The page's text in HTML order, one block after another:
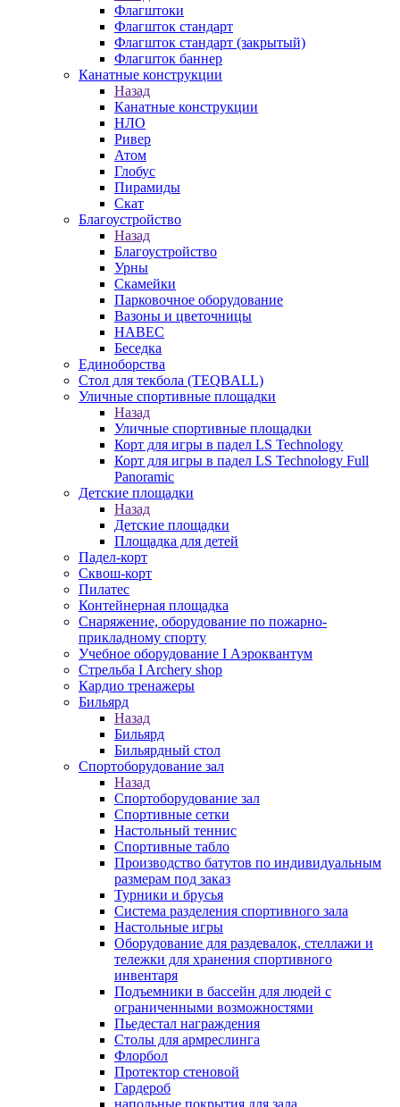
Флагштоки
Флагшток стандарт
Флагшток стандарт (закрытый)
Флагшток баннер
Канатные конструкции
Назад
Канатные конструкции
НЛО
Ривер
Атом
Глобус
Пирамиды
Скат
Благоустройство
Назад
Благоустройство
Урны
Скамейки
Парковочное оборудование
Вазоны и цветочницы
НАВЕС
Беседка
Единоборства
Стол для текбола (TEQBALL)
Уличные спортивные площадки
Назад
Уличные спортивные площадки
Корт для игры в падел LS Technology
Корт для игры в падел LS Technology Full
Panoramic
Детские площадки
Назад
Детские площадки
Площадка для детей
Падел-корт
Сквош-корт
Пилатес
Контейнерная площадка
Снаряжение, оборудование по пожарно-
прикладному спорту
Учебное оборудование I Аэроквантум
Стрельба I Archery shop
Кардио тренажеры
Бильярд
Назад
Бильярд
Бильярдный стол
Спортоборудование зал
Назад
Спортоборудование зал
Спортивные сетки
Настольный теннис
Спортивные табло
Производство батутов по индивидуальным
размерам под заказ
Турники и брусья
Система разделения спортивного зала
Настольные игры
Оборудование для раздевалок, стеллажи и
тележки для хранения спортивного
инвентаря
Подъемники в бассейн для людей с
ограниченными возможностями
Пьедестал награждения
Столы для армреслинга
Флорбол
Протектор стеновой
Гардероб
напольные покрытия для зала